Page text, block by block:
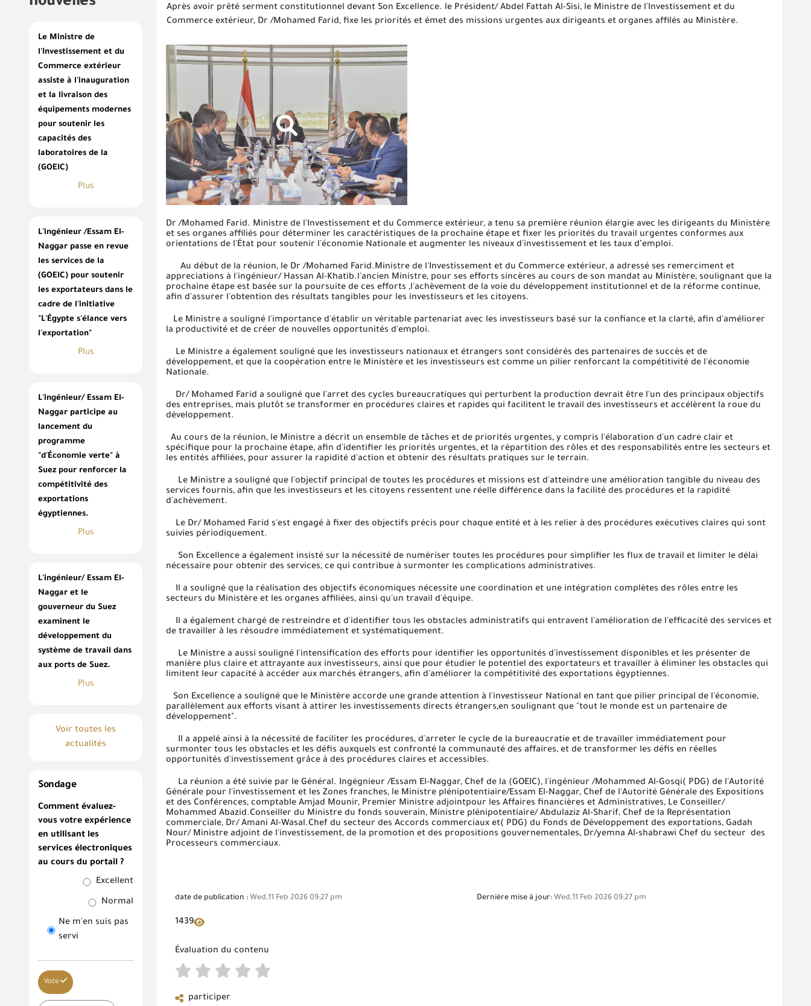
Le Ministre de
l'Investissement et du
Commerce extérieur
assiste à l'inauguration
et la livraison des
équipements modernes
pour soutenir les
capacités des
laboratoires de la
(GOEIC)
Plus
L'ingénieur /Essam El-
Naggar passe en revue
les services de la
(GOEIC) pour soutenir
les exportateurs dans le
cadre de l'initiative
"L'Égypte s'élance vers
l'exportation"
Plus
L'ingénieur/ Essam El-
Naggar participe au
lancement du
programme
"d'Économie verte" à
Suez pour renforcer la
compétitivité des
exportations
égyptiennes.
Plus
L'ingénieur/ Essam El-
Naggar et le
gouverneur du Suez
examinent le
développement du
système de travail dans
aux ports de Suez.
Plus
Voir toutes les
actualités
Sondage
Comment évaluez-
vous votre expérience
en utilisant les
services électroniques
au cours du portail ?
Excellent
Normal
Ne m'en suis pas
servi
Vote
Après avoir prêté serment constitutionnel devant Son Excellence. le Président/ Abdel Fattah Al-Sisi, le Ministre de l'Investissement et du
Commerce extérieur, Dr /Mohamed Farid, fixe les priorités et émet des missions urgentes aux dirigeants et organes affilés au Ministère.
Dr /Mohamed Farid. Ministre de l'Investissement et du Commerce extérieur, a tenu sa première réunion élargie avec les dirigeants du Ministère
et ses organes affiliés pour déterminer les caractéristiques de la prochaine étape et fixer les priorités du travail urgentes conformes aux
orientations de l'État pour soutenir l'économie Nationale et augmenter les niveaux d'investissement et les taux d’emploi.
Au début de la réunion, le Dr /Mohamed Farid.Ministre de l'Investissement et du Commerce extérieur, a adressé ses remerciment et
appreciations à l'ingénieur/ Hassan Al-Khatib.l'ancien Ministre, pour ses efforts sincères au cours de son mandat au Ministère, soulignant que la
prochaine étape est basée sur la poursuite de ces efforts ,l'achèvement de la voie du développement institutionnel et de la réforme continue,
afin d'assurer l'obtention des résultats tangibles pour les investisseurs et les citoyens.
Le Ministre a souligné l'importance d'établir un véritable partenariat avec les investisseurs basé sur la confiance et la clarté, afin d'améliorer
la productivité et de créer de nouvelles opportunités d'emploi.
Le Ministre a également souligné que les investisseurs nationaux et étrangers sont considérés des partenaires de succès et de
développement, et que la coopération entre le Ministère et les investisseurs est comme un pilier renforcant la compétitivité de l'économie
Nationale.
Dr/ Mohamed Farid a souligné que l'arret des cycles bureaucratiques qui perturbent la production devrait être l'un des principaux objectifs
des entreprises, mais plutôt se transformer en procédures claires et rapides qui facilitent le travail des investisseurs et accélèrent la roue du
développement.
Au cours de la réunion, le Ministre a décrit un ensemble de tâches et de priorités urgentes, y compris l'élaboration d'un cadre clair et
spécifique pour la prochaine étape, afin d'identifier les priorités urgentes, et la répartition des rôles et des responsabilités entre les secteurs et
les entités affiliées, pour assurer la rapidité d'action et obtenir des résultats pratiques sur le terrain.
Le Ministre a souligné que l'objectif principal de toutes les procédures et missions est d'atteindre une amélioration tangible du niveau des
services fournis, afin que les investisseurs et les citoyens ressentent une réelle différence dans la facilité des procédures et la rapidité
d'achèvement.
Le Dr/ Mohamed Farid s'est engagé à fixer des objectifs précis pour chaque entité et à les relier à des procédures exécutives claires qui sont
suivies périodiquement.
Son Excellence a également insisté sur la nécessité de numériser toutes les procédures pour simplifier les flux de travail et limiter le délai
nécessaire pour obtenir des services, ce qui contribue à surmonter les complications administratives.
Il a souligné que la réalisation des objectifs économiques nécessite une coordination et une intégration complètes des rôles entre les
secteurs du Ministère et les organes affiliées, ainsi qu'un travail d'équipe.
Il a également chargé de restreindre et d'identifier tous les obstacles administratifs qui entravent l'amélioration de l'efficacité des services et
de travailler à les résoudre immédiatement et systématiquement.
Le Ministre a aussi souligné l'intensification des efforts pour identifier les opportunités d'investissement disponibles et les présenter de
manière plus claire et attrayante aux investisseurs, ainsi que pour étudier le potentiel des exportateurs et travailler à éliminer les obstacles qui
limitent leur capacité à accéder aux marchés étrangers, afin d'améliorer la compétitivité des exportations égyptiennes.
Son Excellence a souligné que le Ministère accorde une grande attention à l'investisseur National en tant que pilier principal de l'économie,
parallèlement aux efforts visant à attirer les investissements directs étrangers,en soulignant que "tout le monde est un partenaire de
développement".
Il a appelé ainsi à la nécessité de faciliter les procédures, d'arreter le cycle de la bureaucratie et de travailler immédiatement pour
surmonter tous les obstacles et les défis auxquels est confronté la communauté des affaires, et de transformer les défis en réelles
opportunités d'investissement grâce à des procédures claires et accessibles.
La réunion a été suivie par le Général. Ingégnieur /Essam El-Naggar, Chef de la (GOEIC), l'ingénieur /Mohammed Al-Gosqi( PDG) de l'Autorité
Générale pour l'investissement et les Zones franches, le Ministre plénipotentiaire/Essam El-Naggar, Chef de l'Autorité Générale des Expositions
et des Conférences, comptable Amjad Mounir, Premier Ministre adjointpour les Affaires financières et Administratives, Le Conseiller/
Mohammed Abazid.Conseiller du Ministre du fonds souverain, Ministre plénipotentiaire/ Abdulaziz Al-Sharif, Chef de la Représentation
commerciale, Dr/ Amani Al-Wasal.Chef du secteur des Accords commerciaux et( PDG) du Fonds de Développement des exportations, Gadah
Nour/ Ministre adjoint de l'investissement, de la promotion et des propositions gouvernementales, Dr/yemna Al-shabrawi Chef du secteur des
Processeurs commerciaux.
date de publication : Wed,11 Feb 2026 09:27 pm Dernière mise à jour: Wed,11 Feb 2026 09:27 pm
1439
Évaluation du contenu
participer